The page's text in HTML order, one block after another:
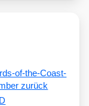
of-the-Coast-
zurück